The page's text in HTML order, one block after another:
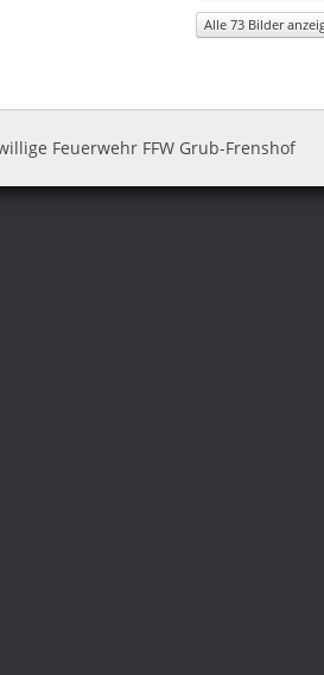
Alle 73 Bilder
Feuerwehr FFW Grub-Frenshof